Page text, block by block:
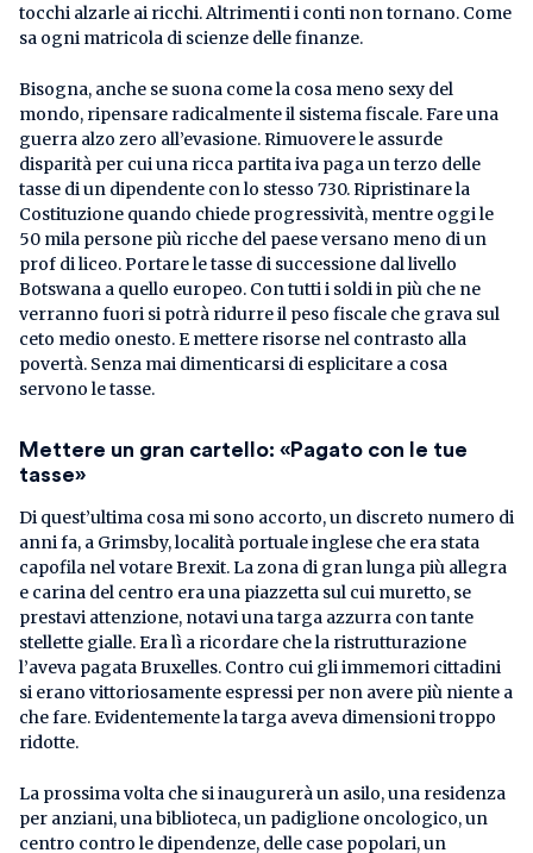
tocchi alzarle ai ricchi. Altrimenti i conti non tornano. Come
sa ogni matricola di scienze delle finanze.
Bisogna, anche se suona come la cosa meno sexy del
mondo, ripensare radicalmente il sistema fiscale. Fare una
guerra alzo zero all’evasione. Rimuovere le assurde
disparità per cui una ricca partita iva paga un terzo delle
tasse di un dipendente con lo stesso 730. Ripristinare la
Costituzione quando chiede progressività, mentre oggi le
50 mila persone più ricche del paese versano meno di un
prof di liceo. Portare le tasse di successione dal livello
Botswana a quello europeo. Con tutti i soldi in più che ne
verranno fuori si potrà ridurre il peso fiscale che grava sul
ceto medio onesto. E mettere risorse nel contrasto alla
povertà. Senza mai dimenticarsi di esplicitare a cosa
servono le tasse.
Mettere un gran cartello: «Pagato con le tue
tasse»
Di quest’ultima cosa mi sono accorto, un discreto numero di
anni fa, a Grimsby, località portuale inglese che era stata
capofila nel votare Brexit. La zona di gran lunga più allegra
e carina del centro era una piazzetta sul cui muretto, se
prestavi attenzione, notavi una targa azzurra con tante
stellette gialle. Era lì a ricordare che la ristrutturazione
l’aveva pagata Bruxelles. Contro cui gli immemori cittadini
si erano vittoriosamente espressi per non avere più niente a
che fare. Evidentemente la targa aveva dimensioni troppo
ridotte.
La prossima volta che si inaugurerà un asilo, una residenza
per anziani, una biblioteca, un padiglione oncologico, un
centro contro le dipendenze, delle case popolari, un